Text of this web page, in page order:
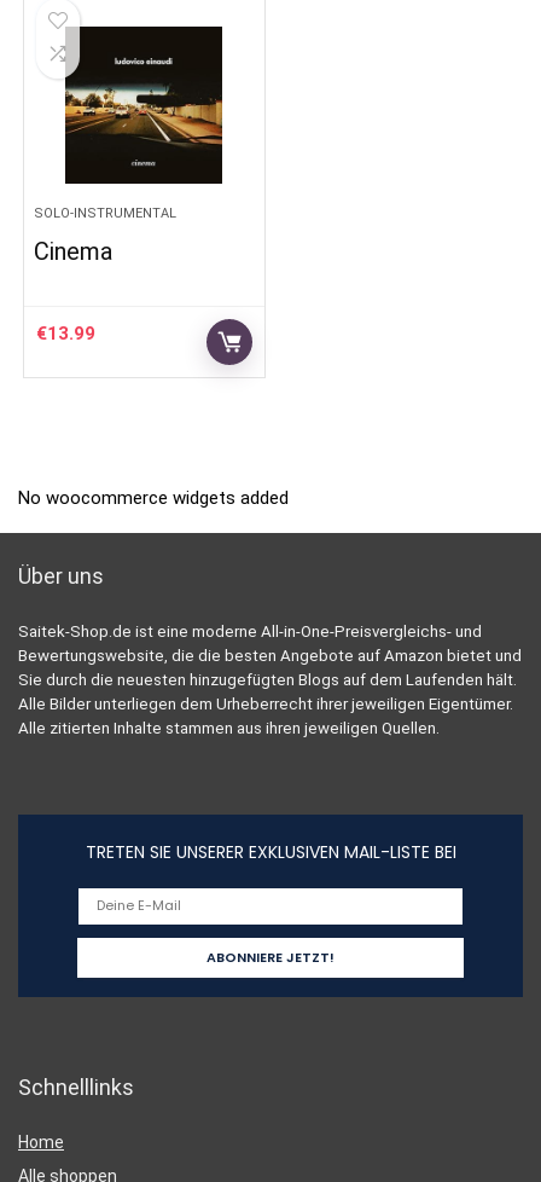
SOLO-INSTRUMENTAL
Cinema
€13.99
No woocommerce widgets added
Über uns
Saitek-Shop.de ist eine moderne All-in-One-Preisvergleichs- und
Bewertungswebsite, die die besten Angebote auf Amazon bietet und
Sie durch die neuesten hinzugefügten Blogs auf dem Laufenden hält.
Alle Bilder unterliegen dem Urheberrecht ihrer jeweiligen Eigentümer.
Alle zitierten Inhalte stammen aus ihren jeweiligen Quellen.
TRETEN SIE UNSERER EXKLUSIVEN MAIL-LISTE BEI
Schnelllinks
Home
Alle shoppen